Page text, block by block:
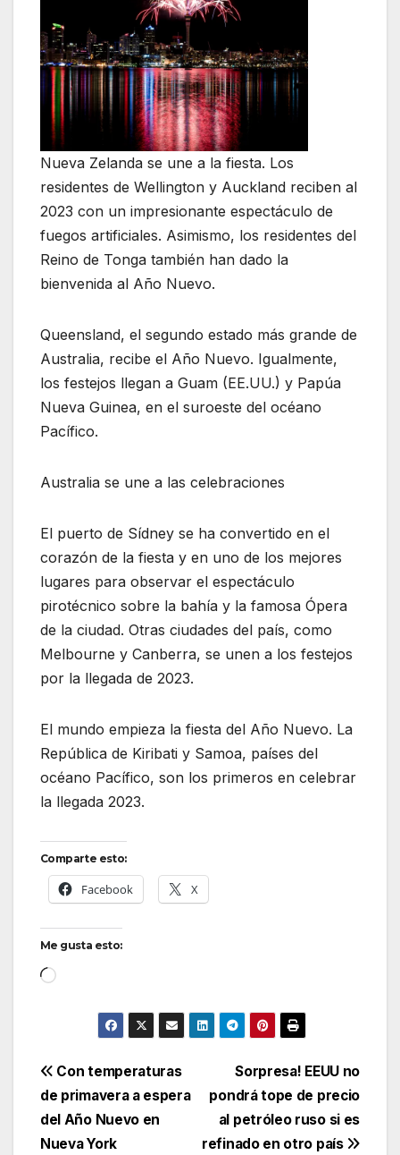
Nueva Zelanda se une a la fiesta. Los
residentes de Wellington y Auckland reciben al
2023 con un impresionante espectáculo de
fuegos artificiales. Asimismo, los residentes del
Reino de Tonga también han dado la
bienvenida al Año Nuevo.
Queensland, el segundo estado más grande de
Australia, recibe el Año Nuevo. Igualmente,
los festejos llegan a Guam (EE.UU.) y Papúa
Nueva Guinea, en el suroeste del océano
Pacífico.
Australia se une a las celebraciones
El puerto de Sídney se ha convertido en el
corazón de la fiesta y en uno de los mejores
lugares para observar el espectáculo
pirotécnico sobre la bahía y la famosa Ópera
de la ciudad. Otras ciudades del país, como
Melbourne y Canberra, se unen a los festejos
por la llegada de 2023.
El mundo empieza la fiesta del Año Nuevo. La
República de Kiribati y Samoa, países del
océano Pacífico, son los primeros en celebrar
la llegada 2023.
Comparte esto:
Facebook X
Me gusta esto:
Cargando...
Navegación
de
Sorpresa! EEUU no
pondrá tope de precio
al petróleo ruso si es
refinado en otro país
Con temperaturas
de primavera a espera
del Año Nuevo en
Nueva York